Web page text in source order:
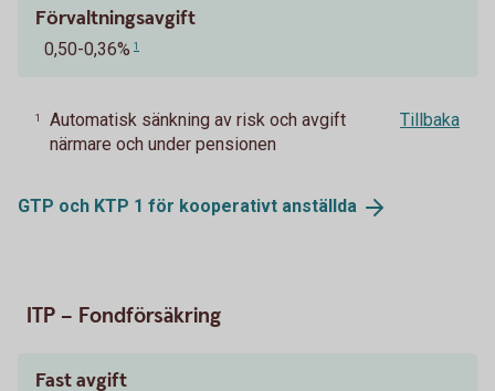
Förvaltningsavgift
0,50-0,36% 1
1
Automatisk sänkning av risk och avgift
närmare och under pensionen
Tillbaka
GTP och KTP 1 för kooperativt anställda
ITP – Fondförsäkring
Fast avgift